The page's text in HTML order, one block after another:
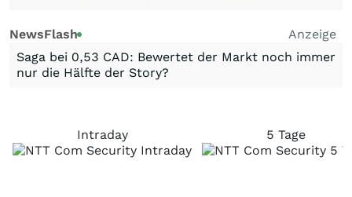
NewsFlash
Anzeige
Saga bei 0,53 CAD: Bewertet der Markt noch immer
nur die Hälfte der Story?
Intraday 5 Tage